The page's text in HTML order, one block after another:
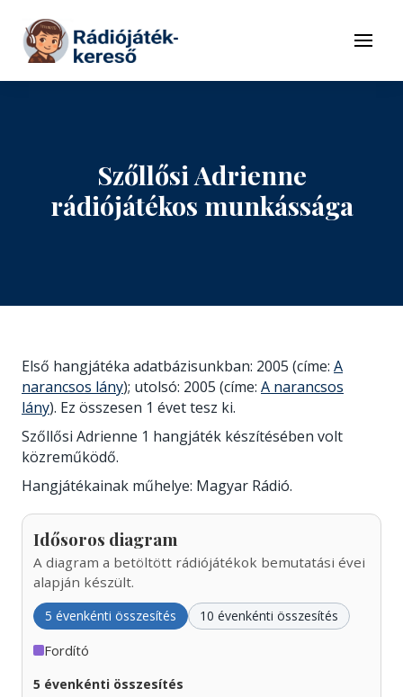
Tovább a tartalomhoz
Menü
Szőllősi Adrienne
rádiójátékos munkássága
Első hangjátéka adatbázisunkban: 2005 (címe: A
narancsos lány); utolsó: 2005 (címe: A narancsos
lány). Ez összesen 1 évet tesz ki.
Szőllősi Adrienne 1 hangjáték készítésében volt
közreműködő.
Hangjátékainak műhelye: Magyar Rádió.
Idősoros diagram
A diagram a betöltött rádiójátékok bemutatási évei
alapján készült.
5 évenkénti összesítés 10 évenkénti összesítés
Fordító
5 évenkénti összesítés